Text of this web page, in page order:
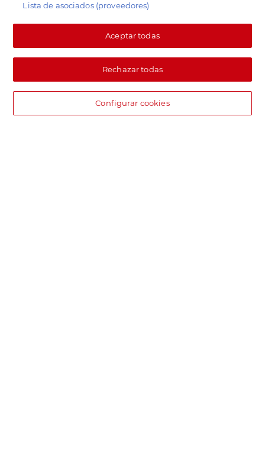
Lista de asociados (proveedores)
Aceptar todas
Rechazar todas
Configurar cookies